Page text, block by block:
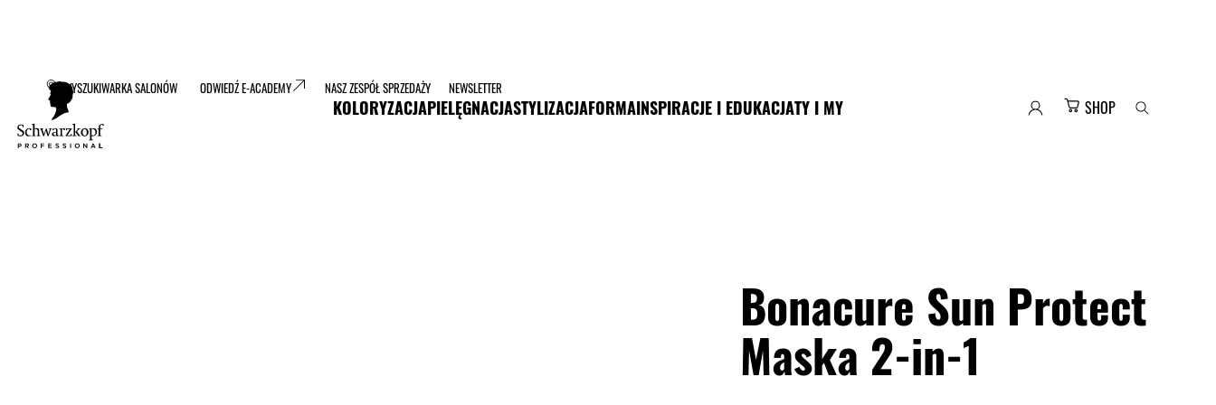
KOLORYZACJAPIELĘGNACJASTYLIZACJAFORMAINSPIRACJE I EDUKACJATY I MY SHOP
WYSZUKIWARKA SALONÓW ODWIEDŹ E-ACADEMY NASZ ZESPÓŁ SPRZEDAŻY NEWSLETTER
Bonacure Sun Protect
Maska 2-in-1